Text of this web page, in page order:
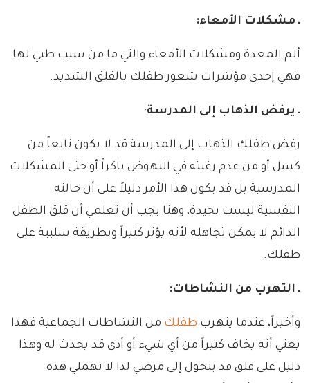
ـ مشكلات الأمعاء:
ألم المعدة ومشكلات الأمعاء والتي ما من سبب طبي لها
فهي إحدى مؤشرات شعور طفلك بالقلق الشديد.
ـ يرفض الذهاب إلى المدرسة:
رفض طفلك الذهاب إلى المدرسة قد لا يكون نابعاً من
كسل أو من عدم رغبته في النهوض باكراً أو حتى المشكلات
المدرسية بل قد يكون هذا الأمر دليلاً على أن حالته
النفسية ليست بجيدة، وهنا يجب أن تعلمي أن قلق الطفل
الدائم لا يمكن تجاهله لأنه يؤثر كثيراً وبطريقة سلبية على
طفلك.
ـ التهرب من النشاطات:
وأخيراً، عندما يتهرب طفلك من النشاطات الجماعية فهذا
يعني أنه يخاف كثيراً من أي شيء أو أذى قد يحدث له وهذا
دليل على قلق قد يتحول إلى مرضي لذا لا تهملي هذه